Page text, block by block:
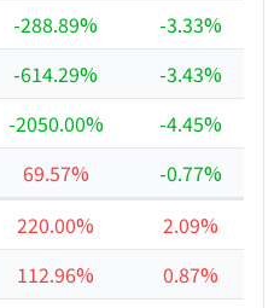
-288.89%
-3.33%
-614.29%
-3.43%
-2050.00%
-4.45%
69.57%
-0.77%
220.00%
2.09%
112.96%
0.87%